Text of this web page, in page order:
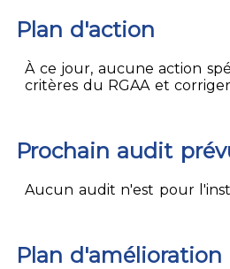
Plan d'action
À ce jour, aucune action
critères du RGAA et
Prochain audit
Aucun audit n'est pour
Plan